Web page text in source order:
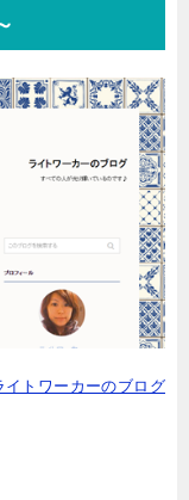
イトワーカーのブログ